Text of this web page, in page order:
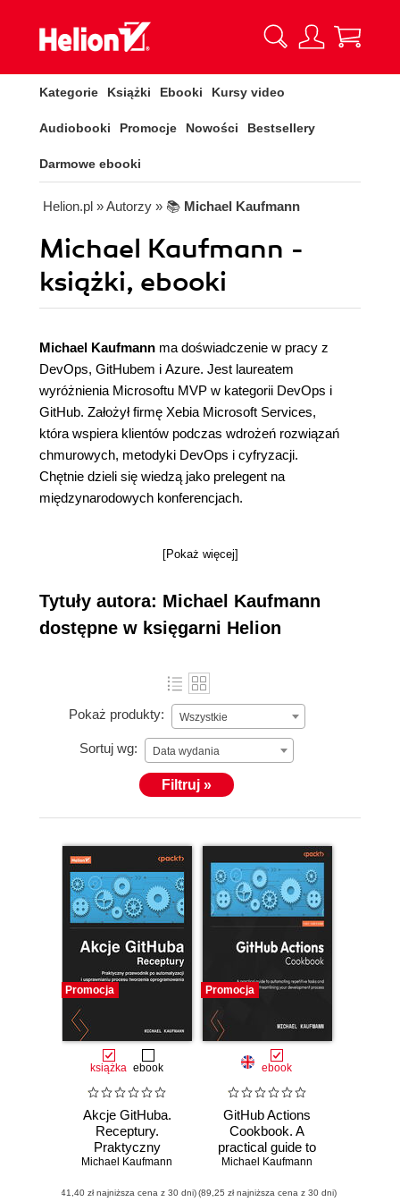
Kategorie Książki Ebooki Kursy video
Audiobooki Promocje Nowości Bestsellery
Darmowe ebooki
Helion.pl » Autorzy » 📚 Michael Kaufmann
Michael Kaufmann -
książki, ebooki
Michael Kaufmann ma doświadczenie w pracy z
DevOps, GitHubem i Azure. Jest laureatem
wyróżnienia Microsoftu MVP w kategorii DevOps i
GitHub. Założył firmę Xebia Microsoft Services,
która wspiera klientów podczas wdrożeń rozwiązań
chmurowych, metodyki DevOps i cyfryzacji.
Chętnie dzieli się wiedzą jako prelegent na
międzynarodowych konferencjach.
[Pokaż więcej]
Tytuły autora: Michael Kaufmann
dostępne w księgarni Helion
Pokaż produkty: Wszystkie
Sortuj wg: Data wydania
Filtruj »
Promocja
książka ebook
Akcje GitHuba.
Receptury.
Praktyczny
przewodnik po
usprawnianiu
Michael Kaufmann
(41,40 zł najniższa cena z 30 dni)
Promocja
ebook
GitHub Actions
Cookbook. A
practical guide to
automating
and streamlining
Michael Kaufmann
(89,25 zł najniższa cena z 30 dni)